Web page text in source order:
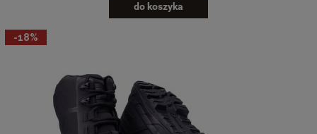
do koszyka
-18%